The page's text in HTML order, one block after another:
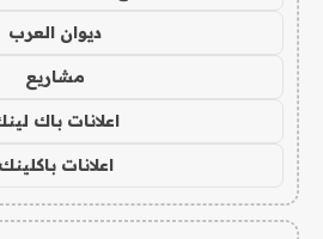
ديوان العرب
مشاريع
اعلانات باك
اعلانات باكلينك